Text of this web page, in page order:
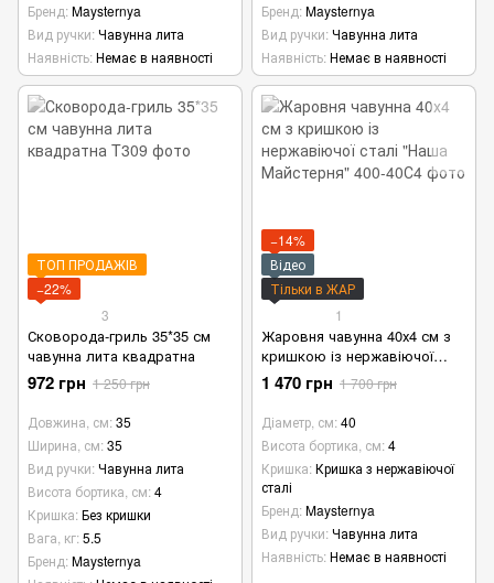
Бренд Maysternya
Вид ручки Чавунна лита
Наявність Немає в наявності
Бренд Maysternya
Вид ручки Чавунна лита
Наявність Немає в наявності
ТОП ПРОДАЖІВ
−22%
3
Сковорода-гриль 35*35 см
чавунна лита квадратна
972 грн 1 250 грн
Довжина, см 35
Ширина, см 35
Вид ручки Чавунна лита
Висота бортика, см 4
Кришка Без кришки
Вага, кг 5.5
Бренд Maysternya
−14%
Відео
Тільки в ЖАР
1
Жаровня чавунна 40х4 см з
кришкою із нержавіючої
сталі "Наша Майстерня"
1 470 грн 1 700 грн
Діаметр, см 40
Висота бортика, см 4
Кришка Кришка з нержавіючої
сталі
Бренд Maysternya
Вид ручки Чавунна лита
Наявність Немає в наявності